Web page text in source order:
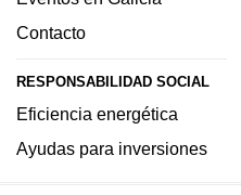
Contacto
RESPONSABILIDAD SOCIAL
Eficiencia energética
Ayudas para inversiones